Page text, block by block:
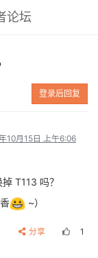
论坛
登录后回复
10月15日 上午6:06
T113 吗？
~）
分享 1